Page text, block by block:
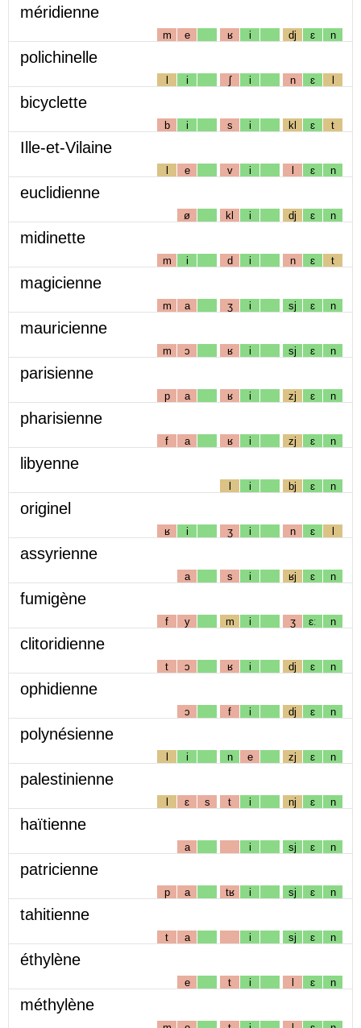
méridienne
m e ʁ i dj ɛ n
polichinelle
l i ʃ i n ɛ l
bicyclette
b i s i kl ɛ t
Ille-et-Vilaine
l e v i l ɛ n
euclidienne
ø kl i dj ɛ n
midinette
m i d i n ɛ t
magicienne
m a ʒ i sj ɛ n
mauricienne
m ɔ ʁ i sj ɛ n
parisienne
p a ʁ i zj ɛ n
pharisienne
f a ʁ i zj ɛ n
libyenne
l i bj ɛ n
originel
ʁ i ʒ i n ɛ l
assyrienne
a s i ʁj ɛ n
fumigène
f y m i ʒ ɛː n
clitoridienne
t ɔ ʁ i dj ɛ n
ophidienne
ɔ f i dj ɛ n
polynésienne
l i n e zj ɛ n
palestinienne
l ɛ s t i nj ɛ n
haïtienne
a i sj ɛ n
patricienne
p a tʁ i sj ɛ n
tahitienne
t a i sj ɛ n
éthylène
e t i l ɛ n
méthylène